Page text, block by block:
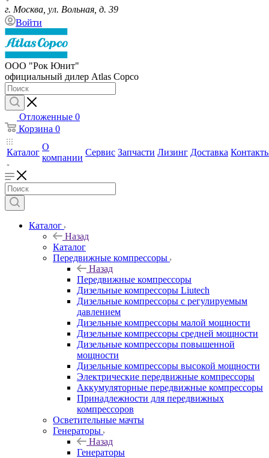
г. Москва, ул. Вольная, д. 39
Войти
ООО "Рок Юнит"
официальный дилер Atlas Copco
Отложенные 0
Корзина 0
Каталог
О
компании
Сервис Запчасти Лизинг Доставка
Каталог
Назад
Каталог
Передвижные компрессоры
Назад
Передвижные компрессоры
Дизельные компрессоры Liutech
Дизельные компрессоры с регулируемым
давлением
Дизельные компрессоры малой мощности
Дизельные компрессоры средней мощности
Дизельные компрессоры повышенной
мощности
Дизельные компрессоры высокой мощности
Электрические передвижные компрессоры
Аккумуляторные передвижные компрессоры
Принадлежности для передвижных
компрессоров
Осветительные мачты
Генераторы
Назад
Генераторы